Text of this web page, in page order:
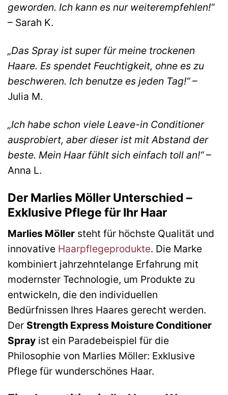
geworden. Ich kann es nur weiterempfehlen!“
– Sarah K.
„Das Spray ist super für meine trockenen
Haare. Es spendet Feuchtigkeit, ohne es zu
beschweren. Ich benutze es jeden Tag!“–
Julia M.
„Ich habe schon viele Leave-in Conditioner
ausprobiert, aber dieser ist mit Abstand der
beste. Mein Haar fühlt sich einfach toll an!“–
Anna L.
Der Marlies Möller Unterschied –
Exklusive Pflege für Ihr Haar
Marlies Möller steht für höchste Qualität und
innovative Haarpflegeprodukte. Die Marke
kombiniert jahrzehntelange Erfahrung mit
modernster Technologie, um Produkte zu
entwickeln, die den individuellen
Bedürfnissen Ihres Haares gerecht werden.
Der Strength Express Moisture Conditioner
Spray ist ein Paradebeispiel für die
Philosophie von Marlies Möller: Exklusive
Pflege für wunderschönes Haar.